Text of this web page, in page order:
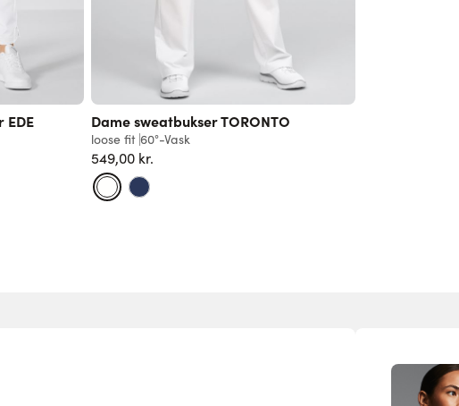
Dame sweatbukser TORONTO
loose fit 60°-Vask
549,00 kr.